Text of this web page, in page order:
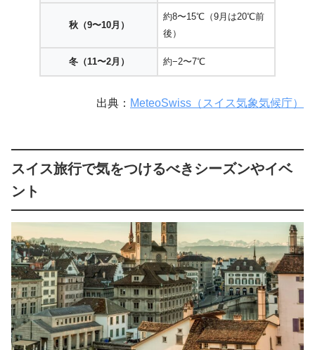
秋（9〜10月）
約8〜15℃（9月は20℃前
後）
冬（11〜2月） 約−2〜7℃
出典： MeteoSwiss（スイス気象気候庁）
スイス旅行で気をつけるべきシーズンやイベ
ント